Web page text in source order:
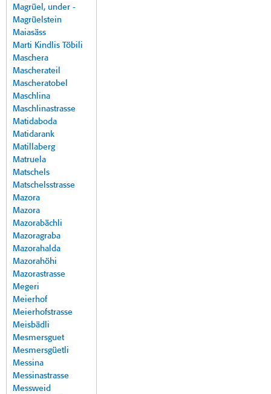
Magrüel, under -
Magrüelstein
Maiasäss
Marti Kindlis Töbili
Maschera
Mascherateil
Mascheratobel
Maschlina
Maschlinastrasse
Matidaboda
Matidarank
Matillaberg
Matruela
Matschels
Matschelsstrasse
Mazora
Mazora
Mazorabächli
Mazoragraba
Mazorahalda
Mazorahöhi
Mazorastrasse
Megeri
Meierhof
Meierhofstrasse
Meisbädli
Mesmersguet
Mesmersgüetli
Messina
Messinastrasse
Messweid